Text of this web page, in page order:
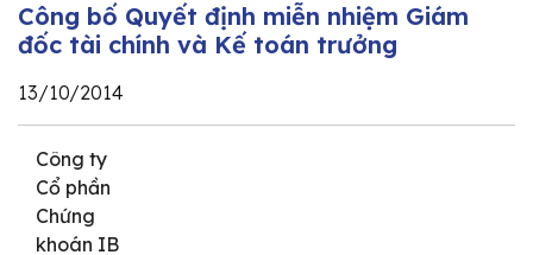
Công bố Quyết định miễn nhiệm Giám
đốc tài chính và Kế toán trưởng
13/10/2014
Công ty
Cổ phần
Chứng
khoán IB